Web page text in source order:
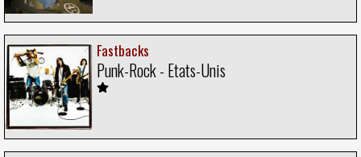
Fastbacks
Punk-Rock - Etats-Unis